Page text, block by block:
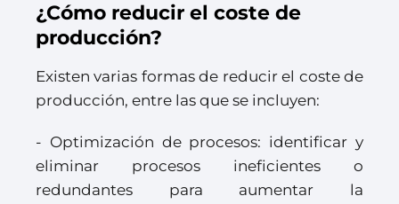
¿Cómo reducir el coste de
producción?
Existen varias formas de reducir el coste de
producción, entre las que se incluyen:
- Optimización de procesos: identificar y
eliminar procesos ineficientes o
redundantes para aumentar la